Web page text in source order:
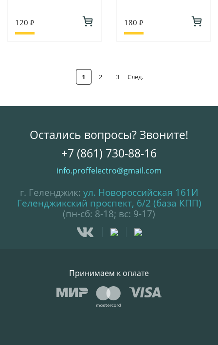
120 ₽ 180 ₽
1 2 3 След.
Остались вопросы? Звоните!
+7 (861) 730-88-16
info.proffelectro@gmail.com
г. Геленджик: ул. Новороссийская 161И
Геленджикский проспект, 6/2 (база КПП)
(пн-сб: 8-18; вс: 9-17)
Принимаем к оплате